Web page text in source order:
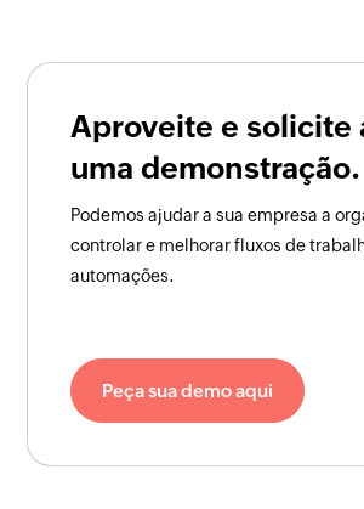
Aproveite e solicite
uma demonstração.
Podemos ajudar a sua empresa a
controlar e melhorar fluxos de
automações.
Peça sua demo aqui